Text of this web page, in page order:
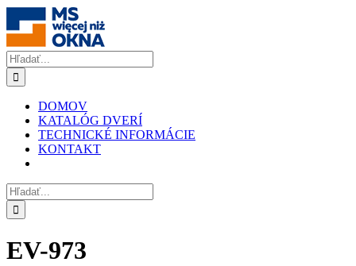
Skip
to
Hľadať:
DOMOV
KATALÓG DVERÍ
TECHNICKÉ INFORMÁCIE
KONTAKT
Hľadať:
EV-973